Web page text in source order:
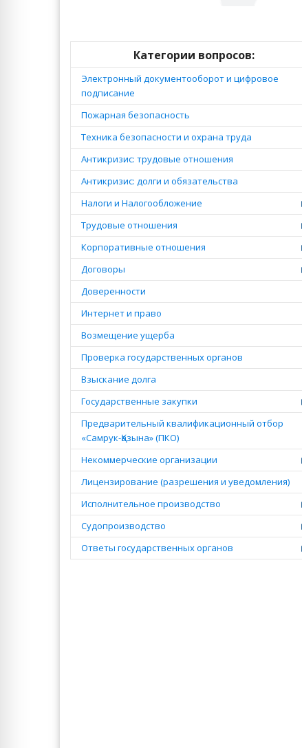
Категории вопросов:
Электронный документооборот и цифровое
подписание
Пожарная безопасность
Техника безопасности и охрана труда
Антикризис: трудовые отношения
Антикризис: долги и обязательства
Налоги и Налогообложение
Трудовые отношения
Корпоративные отношения
Договоры
Доверенности
Интернет и право
Возмещение ущерба
Проверка государственных органов
Взыскание долга
Государственные закупки
Предварительный квалификационный отбор
«Самрук-Қазына» (ПКО)
Некоммерческие организации
Лицензирование (разрешения и уведомления)
Исполнительное производство
Судопроизводство
Ответы государственных органов